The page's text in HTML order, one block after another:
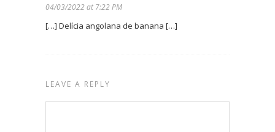
04/03/2022 at 7:22 PM
[…] Delícia angolana de banana […]
LEAVE A REPLY